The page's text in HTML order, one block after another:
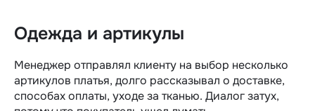
Одежда и артикулы
Менеджер отправлял клиенту на выбор несколько
артикулов платья, долго рассказывал о доставке,
способах оплаты, уходе за тканью. Диалог затух,